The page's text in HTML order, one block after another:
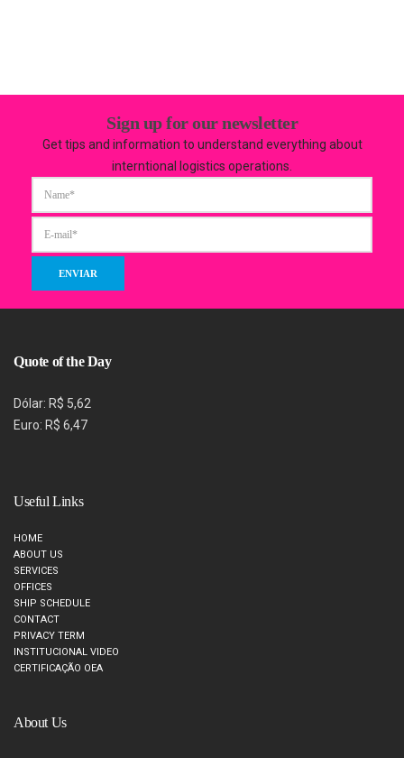
Sign up for our newsletter
Get tips and information to understand everything about
interntional logistics operations.
Quote of the Day
Dólar: R$ 5,62
Euro: R$ 6,47
Useful Links
HOME
ABOUT US
SERVICES
OFFICES
SHIP SCHEDULE
CONTACT
PRIVACY TERM
INSTITUCIONAL VIDEO
CERTIFICAÇÃO OEA
About Us